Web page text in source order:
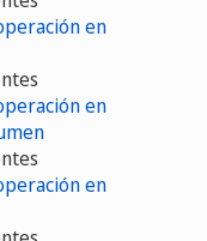
en
en
en